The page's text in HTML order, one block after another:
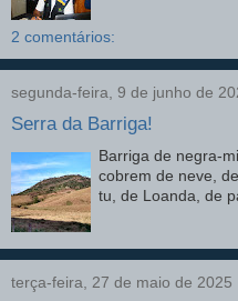
2 comentários:
segunda-feira, 9 de junho de
Serra da Barriga!
Barriga de negra-
cobrem de neve,
tu, de Loanda, de
terça-feira, 27 de maio de 2025